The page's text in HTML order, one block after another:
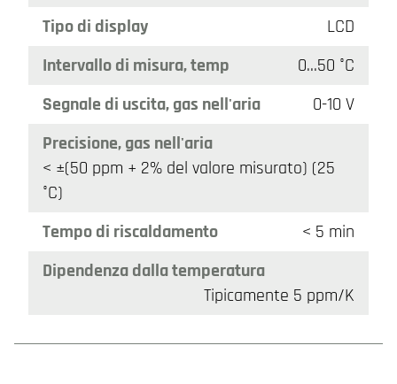
Tipo di display
LCD
Intervallo di misura, temp
0…50 °C
Segnale di uscita, gas nell'aria
0-10 V
Precisione, gas nell'aria
< ±(50 ppm + 2% del valore misurato) (25
°C)
Tempo di riscaldamento
< 5 min
Dipendenza dalla temperatura
Tipicamente 5 ppm/K